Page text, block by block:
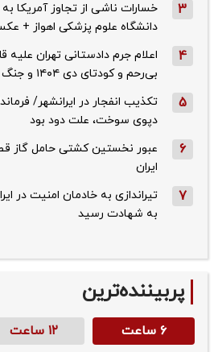
3
خسارات ناشی از تجاوز آمریکا
دانشگاه علوم پزشکی اهواز +
4
اعلام جرم دادستانی تهران علیه
بی‌رحم و کودتای دی‌ ۱۴۰۴ و جنگ رمضان
5
تکذیب ‌انفجار در ایرانشهر/
دپوی سوخت، علت دود بود
6
عبور نخستین کشتی حامل گاز
ایران
7
تیراندازی به خادمان امنیت در
به شهادت رسید
پربیننده‌ترین
۶ ساعت ۱۲ ساعت